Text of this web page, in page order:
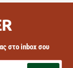
στο inbox σου